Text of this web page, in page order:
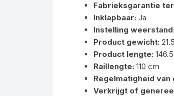
Fabrieksgarantie
Inklapbaar: Ja
Instelling weerstand:
Product gewicht:
Product lengte:
Raillengte: 110 cm
Regelmatigheid van
Verkrijgt of